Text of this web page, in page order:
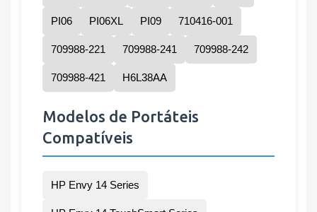
PI06 PI06XL PI09 710416-001
709988-221 709988-241 709988-242
709988-421 H6L38AA
Modelos de Portáteis
Compatíveis
HP Envy 14 Series